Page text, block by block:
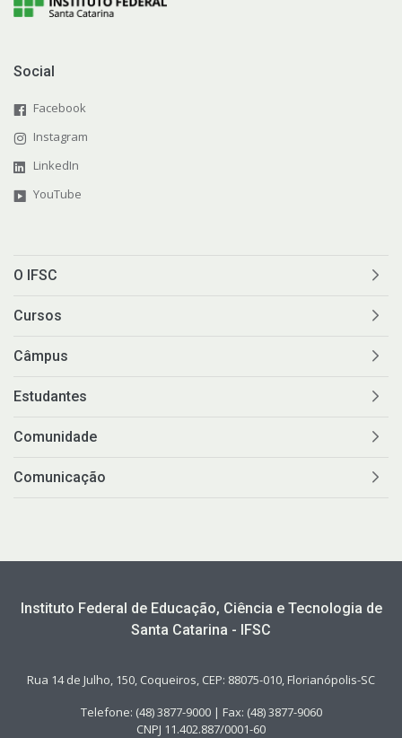
Social
Facebook
Instagram
LinkedIn
YouTube
O IFSC
Cursos
Câmpus
Estudantes
Comunidade
Comunicação
Instituto Federal de Educação, Ciência e Tecnologia de
Santa Catarina - IFSC
Rua 14 de Julho, 150, Coqueiros, CEP: 88075-010, Florianópolis-SC
Telefone: (48) 3877-9000 | Fax: (48) 3877-9060
CNPJ 11.402.887/0001-60